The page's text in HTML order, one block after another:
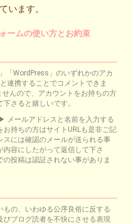
います。
ームの使い方とお約束
「WordPress」のいずれかのアカ
連携することでコメントできま
んので、アカウントをお持ちの方
さると嬉しいです。
メールアドレスと名前を入力する
持ちの方はサイトURLも是非ご記
スには確認のメールが送られる事
容にしたがって返信して下さ
投稿は認証されない事がありま
の、いわゆる公序良俗に反する
びブログ読者を不快にさせる表現